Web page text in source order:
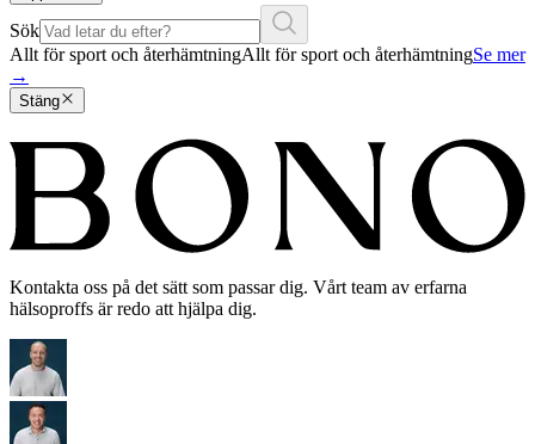
Sök
Allt för sport och återhämtningAllt för sport och återhämtningSe mer
→
Stäng
Kontakta oss på det sätt som passar dig. Vårt team av erfarna
hälsoproffs är redo att hjälpa dig.